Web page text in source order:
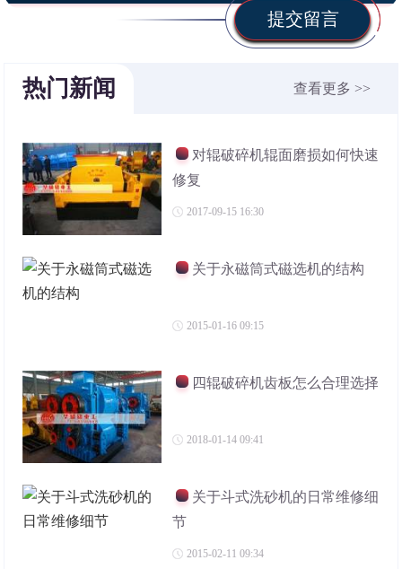
提交留言
热门新闻 查看更多 >>
对辊破碎机辊面磨损如何快速
修复
2017-09-15 16:30
关于永磁筒式磁选机的结构
2015-01-16 09:15
四辊破碎机齿板怎么合理选择
2018-01-14 09:41
关于斗式洗砂机的日常维修细
节
2015-02-11 09:34